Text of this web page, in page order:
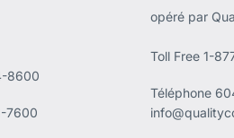
8600
7600
opéré par
Toll Free 1-
Téléphone